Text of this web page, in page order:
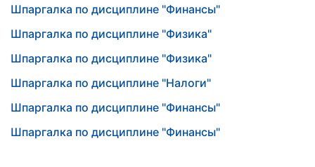
Шпаргалка по дисциплине "Финансы"
Шпаргалка по дисциплине "Физика"
Шпаргалка по дисциплине "Физика"
Шпаргалка по дисциплине "Налоги"
Шпаргалка по дисциплине "Финансы"
Шпаргалка по дисциплине "Финансы"